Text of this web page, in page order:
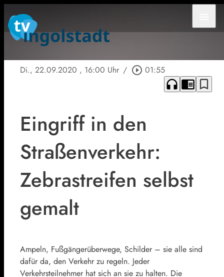
Di., 22.09.2020 , 16:00 Uhr / play_circle_outline 01:55
headphones chrome_reader_mode bookmark_border
Eingriff in den
Straßenverkehr:
Zebrastreifen selbst
gemalt
Ampeln, Fußgängerüberwege, Schilder – sie alle sind
dafür da, den Verkehr zu regeln. Jeder
Verkehrsteilnehmer hat sich an sie zu halten. Die